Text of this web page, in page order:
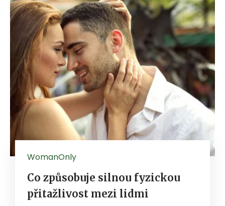
WomanOnly
Co způsobuje silnou fyzickou
přitažlivost mezi lidmi